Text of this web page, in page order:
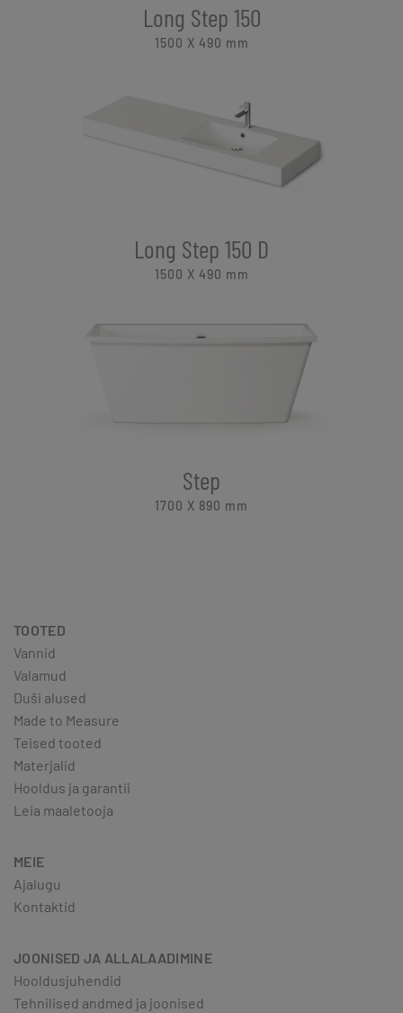
Long Step 150
1500 X 490 mm
Long Step 150 D
1500 X 490 mm
Step
1700 X 890 mm
TOOTED
Vannid
Valamud
Duši alused
Made to Measure
Teised tooted
Materjalid
Hooldus ja garantii
Leia maaletooja
MEIE
Ajalugu
Kontaktid
JOONISED JA ALLALAADIMINE
Hooldusjuhendid
Tehnilised andmed ja joonised